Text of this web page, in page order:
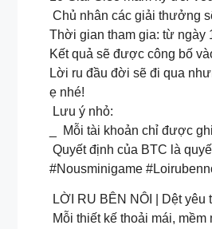
Chủ nhân các giải thưởng
️Thời gian tham gia: từ ngày
️Kết quả sẽ được công bố
Lời ru đầu đời sẽ đi qua
ẹ nhé!
Lưu ý nhỏ:
_ Mỗi tài khoản chỉ được
Quyết định của BTC là
#Nousminigame
LỜI RU BÊN NÔI | Dệt
Mỗi thiết kế thoải mái,